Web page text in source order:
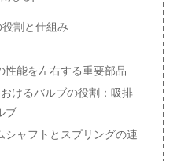
割と仕組み
性能を左右する重要部品
けるバルブの役割：吸排
ブ
シャフトとスプリングの連